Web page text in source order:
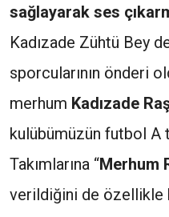
sağlayarak ses
Kadızade Zühtü Bey
sporcularının önderi
merhum Kadızade
kulübümüzün futbol A
Takımlarına “Merhum
verildiğini de özellikle